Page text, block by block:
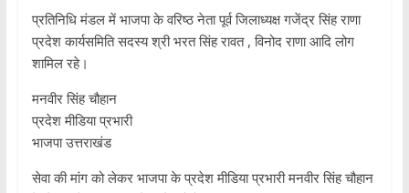
प्रतिनिधि मंडल में भाजपा के वरिष्ठ नेता पूर्व जिलाध्यक्ष गजेंद्र सिंह राणा
प्रदेश कार्यसमिति सदस्य श्री भरत सिंह रावत , विनोद राणा आदि लोग
शामिल रहे।
मनवीर सिंह चौहान
प्रदेश मीडिया प्रभारी
भाजपा उत्तराखंड
सेवा की मांग को लेकर भाजपा के प्रदेश मीडिया प्रभारी मनवीर सिंह चौहान